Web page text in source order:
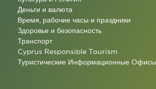
Деньги и валюта
Время, рабочие часы и праздники
Здоровье и безопасность
Транспорт
Cyprus Responsible Tourism
Туристические Информационные Oфисы